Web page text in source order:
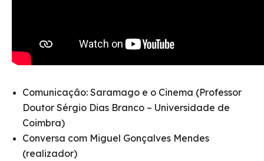
Comunicação: Saramago e o Cinema (Professor
Doutor Sérgio Dias Branco – Universidade de
Coimbra)
Conversa com Miguel Gonçalves Mendes
(realizador)